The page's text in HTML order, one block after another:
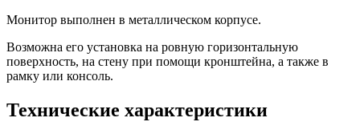
Монитор выполнен в металлическом корпусе.
Возможна его установка на ровную горизонтальную
поверхность, на стену при помощи кронштейна, а также в
рамку или консоль.
Технические характеристики